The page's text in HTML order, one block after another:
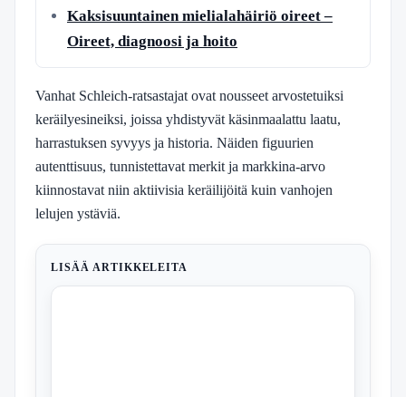
Kaksisuuntainen mielialahäiriö oireet –
Oireet, diagnoosi ja hoito
Vanhat Schleich-ratsastajat ovat nousseet arvostetuiksi
keräilyesineiksi, joissa yhdistyvät käsinmaalattu laatu,
harrastuksen syvyys ja historia. Näiden figuurien
autenttisuus, tunnistettavat merkit ja markkina-arvo
kiinnostavat niin aktiivisia keräilijöitä kuin vanhojen
lelujen ystäviä.
LISÄÄ ARTIKKELEITA